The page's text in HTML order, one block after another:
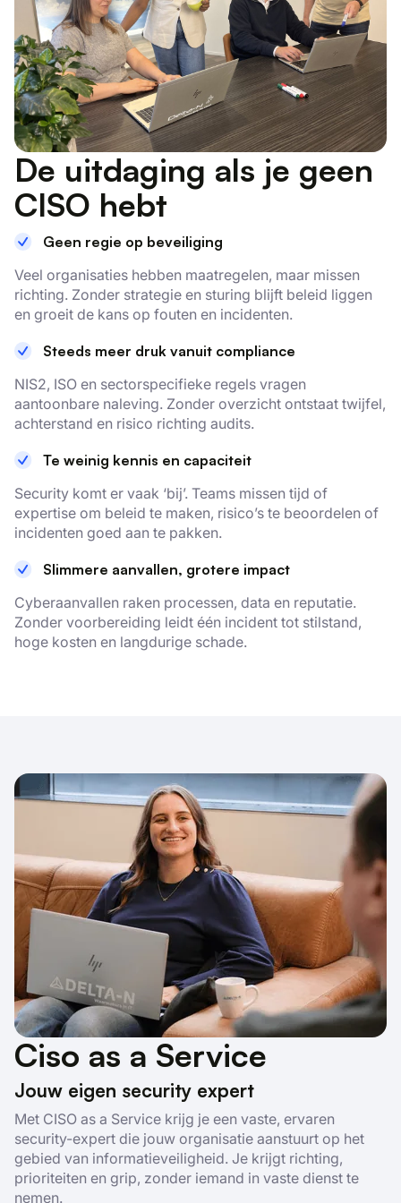
De uitdaging als je geen
CISO hebt
Geen regie op beveiliging
Veel organisaties hebben maatregelen, maar missen
richting. Zonder strategie en sturing blijft beleid liggen
en groeit de kans op fouten en incidenten.
Steeds meer druk vanuit compliance
NIS2, ISO en sectorspecifieke regels vragen
aantoonbare naleving. Zonder overzicht ontstaat twijfel,
achterstand en risico richting audits.
Te weinig kennis en capaciteit
Security komt er vaak ‘bij’. Teams missen tijd of
expertise om beleid te maken, risico’s te beoordelen of
incidenten goed aan te pakken.
Slimmere aanvallen, grotere impact
Cyberaanvallen raken processen, data en reputatie.
Zonder voorbereiding leidt één incident tot stilstand,
hoge kosten en langdurige schade.
Ciso as a Service
Jouw eigen security expert
Met CISO as a Service krijg je een vaste, ervaren
security-expert die jouw organisatie aanstuurt op het
gebied van informatieveiligheid. Je krijgt richting,
prioriteiten en grip, zonder iemand in vaste dienst te
nemen.